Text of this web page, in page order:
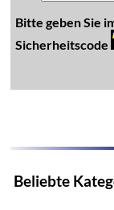
Bitte geben Sie
Sicherheitscode
Beliebte